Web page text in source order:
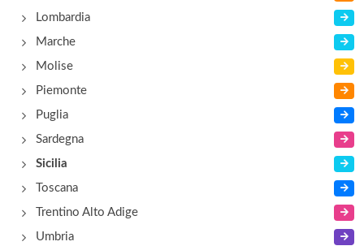
Lombardia
Marche
Molise
Piemonte
Puglia
Sardegna
Sicilia
Toscana
Trentino Alto Adige
Umbria